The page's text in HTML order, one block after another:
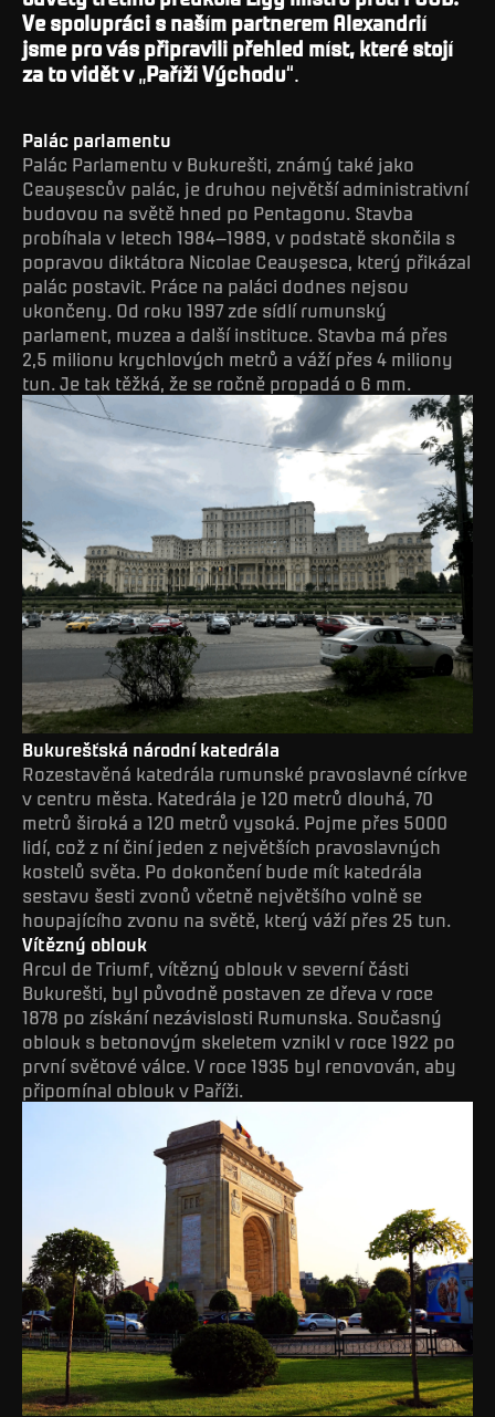
Ve spolupráci s naším partnerem Alexandrií
jsme pro vás připravili přehled míst, které stojí
za to vidět v„Paříži Východu“.
Palác parlamentu
Palác Parlamentu v Bukurešti, známý také jako
Ceaușescův palác, je druhou největší administrativní
budovou na světě hned po Pentagonu. Stavba
probíhala v letech 1984–1989, v podstatě skončila s
popravou diktátora Nicolae Ceaușesca, který přikázal
palác postavit. Práce na paláci dodnes nejsou
ukončeny. Od roku 1997 zde sídlí rumunský
parlament, muzea a další instituce. Stavba má přes
2,5 milionu krychlových metrů a váží přes 4 miliony
tun. Je tak těžká, že se ročně propadá o 6 mm.
Bukurešťská národní katedrála
Rozestavěná katedrála rumunské pravoslavné církve
v centru města. Katedrála je 120 metrů dlouhá, 70
metrů široká a 120 metrů vysoká. Pojme přes 5000
lidí, což z ní činí jeden z největších pravoslavných
kostelů světa. Po dokončení bude mít katedrála
sestavu šesti zvonů včetně největšího volně se
houpajícího zvonu na světě, který váží přes 25 tun.
Vítězný oblouk
Arcul de Triumf, vítězný oblouk v severní části
Bukurešti, byl původně postaven ze dřeva v roce
1878 po získání nezávislosti Rumunska. Současný
oblouk s betonovým skeletem vznikl v roce 1922 po
první světové válce. V roce 1935 byl renovován, aby
připomínal oblouk v Paříži.